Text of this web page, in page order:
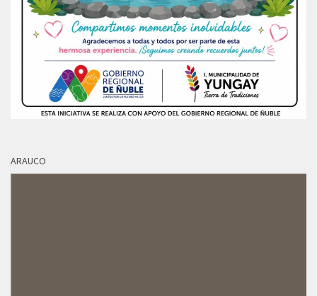
ARAUCO